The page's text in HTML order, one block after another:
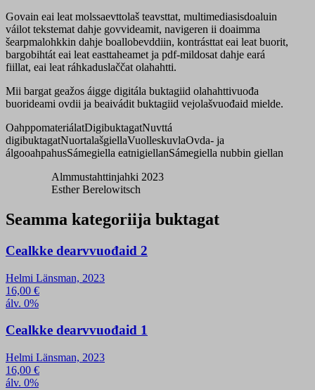
Govain eai leat molssaevttolaš teavsttat, multimediasisdoaluin
váilot tekstemat dahje govvideamit, navigeren ii doaimma
šearpmalohkkin dahje boallobevddiin, kontrásttat eai leat buorit,
bargobihtát eai leat easttaheamet ja pdf-mildosat dahje eará
fiillat, eai leat ráhkaduslaččat olahahtti.
Mii bargat geažos áigge digitála buktagiid olahahttivuođa
buorideami ovdii ja beaivádit buktagiid vejolašvuođaid mielde.
OahppomateriálatDigibuktagatNuvttá
digibuktagatNuortalašgiellaVuolleskuvlaOvda- ja
álgooahpahusSámegiella eatnigiellanSámegiella nubbin giellan
Almmustahttinjahki 2023
Esther Berelowitsch
Seamma kategoriija buktagat
Cealkke dearvvuođaid 2
Helmi Länsman, 2023
16,00 €
álv. 0%
Cealkke dearvvuođaid 1
Helmi Länsman, 2023
16,00 €
álv. 0%